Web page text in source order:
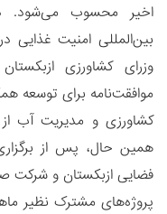
اخیر محسوب می‌شود.
بین‌المللی امنیت غذایی
وزرای کشاورزی
موافقت‌نامه برای توسعه
کشاورزی و مدیریت آب
همین حال، پس از
فضایی ازبکستان و شرکت
پروژه‌های مشترک نظیر